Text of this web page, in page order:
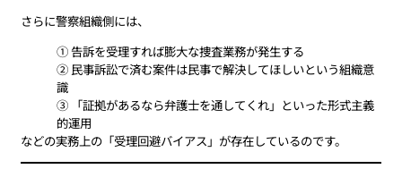
さらに警察組織側には、
① 告訴を受理すれば膨大な捜査業務が発生する
② 民事訴訟で済む案件は民事で解決してほしいという組織意
識
③ 「証拠があるなら弁護士を通してくれ」といった形式主義
的運用
などの実務上の「受理回避バイアス」が存在しているのです。